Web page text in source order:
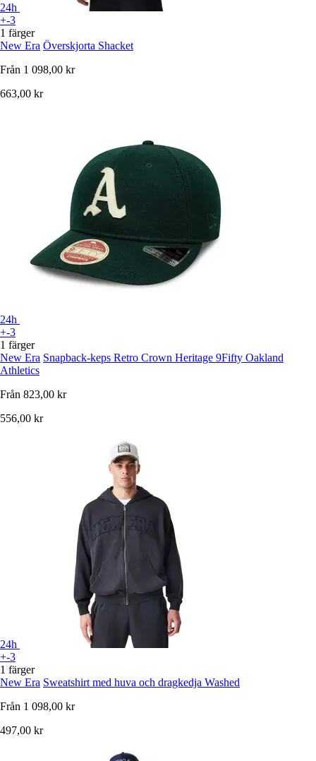
24h
+-3
1 färger
New Era Överskjorta Shacket
Från 1 098,00 kr
663,00 kr
24h
+-3
1 färger
New Era Snapback-keps Retro Crown Heritage 9Fifty Oakland
Athletics
Från 823,00 kr
556,00 kr
24h
+-3
1 färger
New Era Sweatshirt med huva och dragkedja Washed
Från 1 098,00 kr
497,00 kr